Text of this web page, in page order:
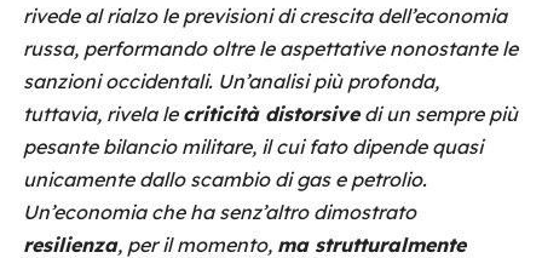
rivede al rialzo le previsioni di crescita dell’economia
russa, performando oltre le aspettative nonostante le
sanzioni occidentali. Un’analisi più profonda,
tuttavia, rivela le criticità distorsivedi un sempre più
pesante bilancio militare, il cui fato dipende quasi
unicamente dallo scambio di gas e petrolio.
Un’economia che ha senz’altro dimostrato
resilienza, per il momento, ma strutturalmente